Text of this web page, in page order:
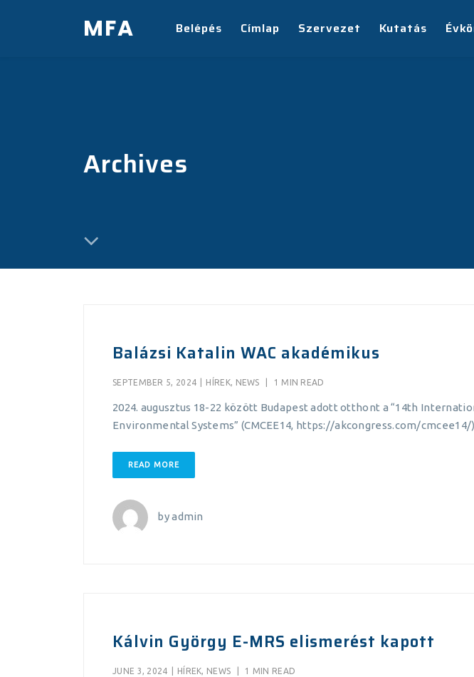
MFA Belépés Címlap Szervezet Kutatás
Archives
Balázsi Katalin WAC akadémikus
SEPTEMBER 5, 2024 HÍREK, NEWS 1 MIN READ
2024. augusztus 18-22 között Budapest adott otthont a “14th
Environmental Systems” (CMCEE14, https://akcongress.com/
READ MORE
byadmin
Kálvin György E-MRS elismerést kapott
JUNE 3, 2024 HÍREK, NEWS 1 MIN READ